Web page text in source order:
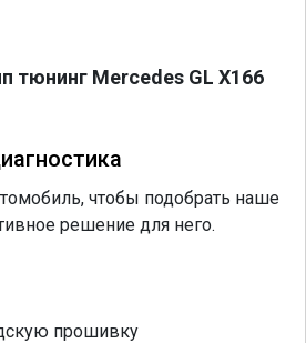
тюнинг Mercedes GL X166
чтобы подобрать наше
решение для него.
прошивку